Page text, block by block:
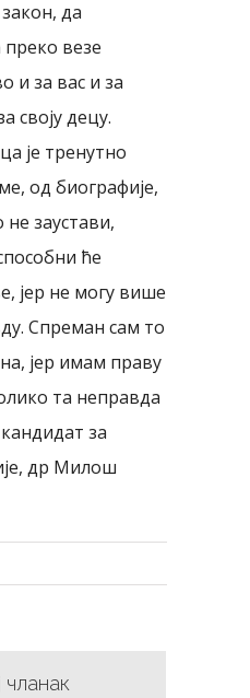
да
везе
и за вас и за
своју децу.
је тренутно
од биографије,
не заустави,
ће
јер не могу више
Спреман сам то
јер имам праву
та неправда
за
др Милош
чланак